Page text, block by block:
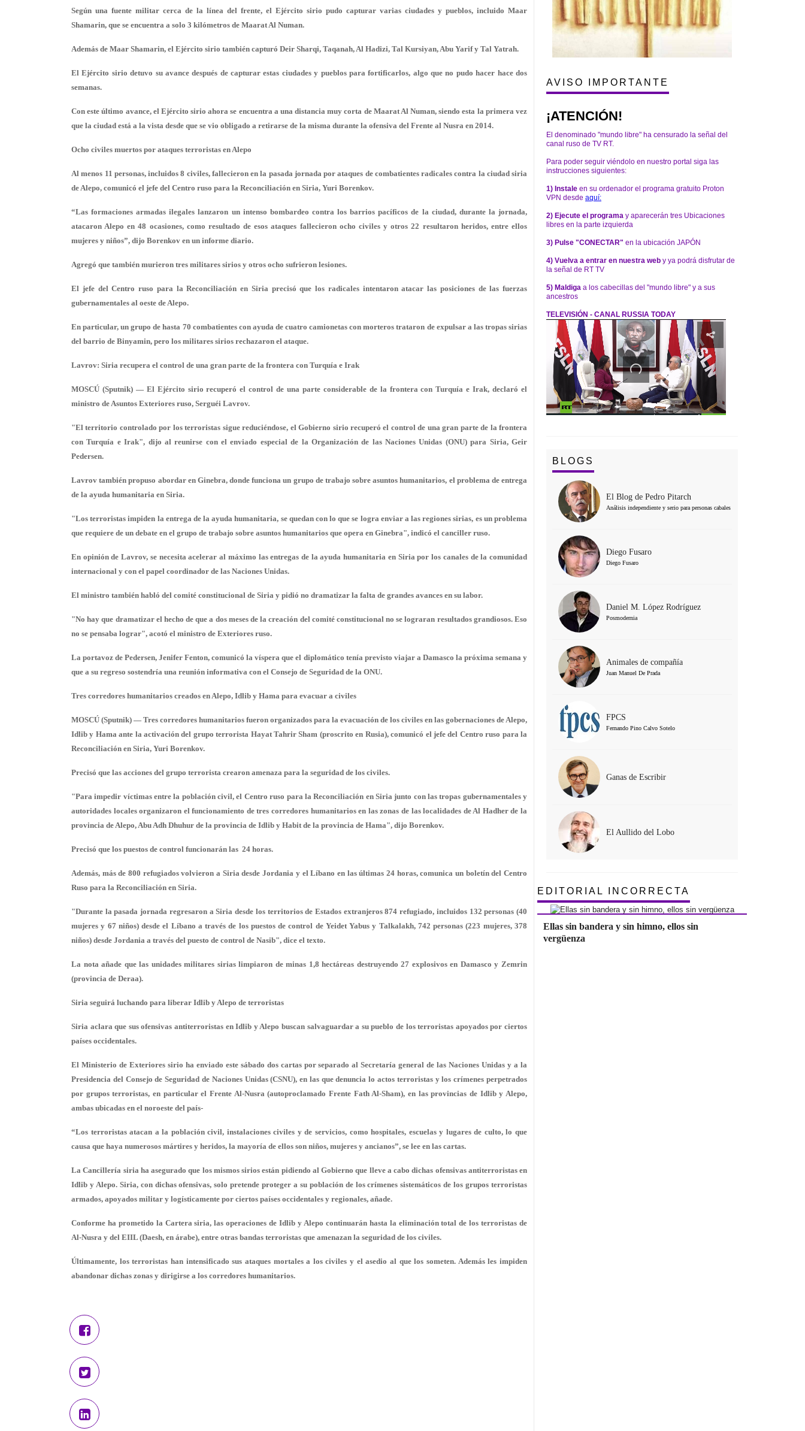
Según una fuente militar cerca de la línea del frente, el Ejército sirio pudo capturar varias ciudades y pueblos, incluido Maar
Shamarin, que se encuentra a solo 3 kilómetros de Maarat Al Numan.
Además de Maar Shamarin, el Ejército sirio también capturó Deir Sharqi, Taqanah, Al Hadizi, Tal Kursiyan, Abu Yarif y Tal Yatrah.
El Ejército sirio detuvo su avance después de capturar estas ciudades y pueblos para fortificarlos, algo que no pudo hacer hace dos
semanas.
Con este último avance, el Ejército sirio ahora se encuentra a una distancia muy corta de Maarat Al Numan, siendo esta la primera vez
que la ciudad está a la vista desde que se vio obligado a retirarse de la misma durante la ofensiva del Frente al Nusra en 2014.
Ocho civiles muertos por ataques terroristas en Alepo
Al menos 11 personas, incluidos 8 civiles, fallecieron en la pasada jornada por ataques de combatientes radicales contra la ciudad siria
de Alepo, comunicó el jefe del Centro ruso para la Reconciliación en Siria, Yuri Borenkov.
“Las formaciones armadas ilegales lanzaron un intenso bombardeo contra los barrios pacíficos de la ciudad, durante la jornada,
atacaron Alepo en 48 ocasiones, como resultado de esos ataques fallecieron ocho civiles y otros 22 resultaron heridos, entre ellos
mujeres y niños”, dijo Borenkov en un informe diario.
Agregó que también murieron tres militares sirios y otros ocho sufrieron lesiones.
El jefe del Centro ruso para la Reconciliación en Siria precisó que los radicales intentaron atacar las posiciones de las fuerzas
gubernamentales al oeste de Alepo.
En particular, un grupo de hasta 70 combatientes con ayuda de cuatro camionetas con morteros trataron de expulsar a las tropas sirias
del barrio de Binyamin, pero los militares sirios rechazaron el ataque.
Lavrov: Siria recupera el control de una gran parte de la frontera con Turquía e Irak
MOSCÚ (Sputnik) — El Ejército sirio recuperó el control de una parte considerable de la frontera con Turquía e Irak, declaró el
ministro de Asuntos Exteriores ruso, Serguéi Lavrov.
"El territorio controlado por los terroristas sigue reduciéndose, el Gobierno sirio recuperó el control de una gran parte de la frontera
con Turquía e Irak", dijo al reunirse con el enviado especial de la Organización de las Naciones Unidas (ONU) para Siria, Geir
Pedersen.
Lavrov también propuso abordar en Ginebra, donde funciona un grupo de trabajo sobre asuntos humanitarios, el problema de entrega
de la ayuda humanitaria en Siria.
"Los terroristas impiden la entrega de la ayuda humanitaria, se quedan con lo que se logra enviar a las regiones sirias, es un problema
que requiere de un debate en el grupo de trabajo sobre asuntos humanitarios que opera en Ginebra", indicó el canciller ruso.
En opinión de Lavrov, se necesitaacelerar al máximo las entregas de la ayuda humanitaria en Siria por los canales de la comunidad
internacional y con el papel coordinador de las Naciones Unidas.
El ministro también habló del comité constitucional de Siria y pidió no dramatizar la falta de grandes avances en su labor.
"No hay que dramatizar el hecho de que a dos meses de la creación del comité constitucional no se lograran resultados grandiosos. Eso
no se pensaba lograr", acotó el ministro de Exteriores ruso.
La portavoz de Pedersen, Jenifer Fenton, comunicó la víspera que el diplomático tenía previsto viajar a Damasco la próxima semana y
que a su regreso sostendría una reunión informativa con el Consejo de Seguridad de la ONU.
Tres corredores humanitarios creados en Alepo, Idlib y Hama para evacuar a civiles
MOSCÚ (Sputnik) — Tres corredores humanitarios fueron organizados para la evacuación de los civiles en las gobernaciones de Alepo,
Idlib y Hama ante la activación del grupo terrorista Hayat Tahrir Sham (proscrito en Rusia), comunicó el jefe del Centro ruso para la
Reconciliación en Siria, Yuri Borenkov.
Precisó que las acciones del grupo terrorista crearon amenaza para la seguridad de los civiles.
"Para impedir víctimas entre la población civil, el Centro ruso para la Reconciliación en Siria junto con las tropas gubernamentales y
autoridades locales organizaron el funcionamiento de tres corredores humanitarios en las zonas de las localidades de Al Hadher de la
provincia de Alepo, Abu Adh Dhuhur de la provincia de Idlib y Habit de la provincia de Hama", dijo Borenkov.
Precisó que los puestos de control funcionarán las 24 horas.
Además, más de 800 refugiados volvieron a Siria desde Jordania y el Líbano en las últimas 24 horas, comunica un boletín del Centro
Ruso para la Reconciliación en Siria.
"Durante la pasada jornada regresaron a Siria desde los territorios de Estados extranjeros 874 refugiado, incluidos 132 personas (40
mujeres y 67 niños) desde el Líbano a través de los puestos de control de Yeidet Yabus y Talkalakh, 742 personas (223 mujeres, 378
niños) desde Jordania a través del puesto de control de Nasib", dice el texto.
La nota añade que las unidades militares sirias limpiaron de minas 1,8 hectáreas destruyendo 27 explosivos en Damasco y Zemrin
(provincia de Deraa).
Siria seguirá luchando para liberar Idlib y Alepo de terroristas
Siria aclara que sus ofensivas antiterroristas en Idlib y Alepo buscan salvaguardar a su pueblo de los terroristas apoyados por ciertos
países occidentales.
El Ministerio de Exteriores sirio ha enviado este sábado dos cartas por separado al Secretaría general de las Naciones Unidas y a la
Presidencia del Consejo de Seguridad de Naciones Unidas (CSNU), en las que denuncia lo actos terroristas y los crímenes perpetrados
por grupos terroristas, en particular el Frente Al-Nusra (autoproclamado Frente Fath Al-Sham), en las provincias de Idlib y Alepo,
ambas ubicadas en el noroeste del país-
“Los terroristas atacan a la población civil, instalaciones civiles y de servicios, como hospitales, escuelas y lugares de culto, lo que
causa que haya numerosos mártires y heridos, la mayoría de ellos son niños, mujeres y ancianos”, se lee en las cartas.
La Cancillería siria ha asegurado que los mismos sirios están pidiendo al Gobierno que lleve a cabo dichas ofensivas antiterroristas en
Idlib y Alepo. Siria, con dichas ofensivas, solo pretende proteger a su población de los crímenes sistemáticos de los grupos terroristas
armados, apoyados militar y logísticamente por ciertos países occidentales y regionales, añade.
Conforme ha prometido la Cartera siria, las operaciones de Idlib y Alepo continuarán hasta la eliminación total de los terroristas de
Al-Nusra y del EIIL (Daesh, en árabe), entre otras bandas terroristas que amenazan la seguridad de los civiles.
Últimamente, los terroristas han intensificado sus ataques mortales a los civiles y el asedio al que los someten. Además les impiden
abandonar dichas zonas y dirigirse a los corredores humanitarios.
AVISO IMPORTANTE
¡ATENCIÓN!
El denominado "mundo libre" ha censurado la señal del
canal ruso de TV RT.
Para poder seguir viéndolo en nuestro portal siga las
instrucciones siguientes:
1) Instale en su ordenador el programa gratuito Proton
VPN desde aquí:
2) Ejecute el programa y aparecerán tres Ubicaciones
libres en la parte izquierda
3) Pulse "CONECTAR" en la ubicación JAPÓN
4) Vuelva a entrar en nuestra web y ya podrá disfrutar de
la señal de RT TV
5) Maldiga a los cabecillas del "mundo libre" y a sus
ancestros
TELEVISIÓN - CANAL RUSSIA TODAY
BLOGS
El Blog de Pedro Pitarch
Análisis independiente y serio para personas cabales
Diego Fusaro
Diego Fusaro
Daniel M. López Rodríguez
Posmodernia
Animales de compañía
Juan Manuel De Prada
FPCS
Fernando Pino Calvo Sotelo
Ganas de Escribir
El Aullido del Lobo
EDITORIAL INCORRECTA
Ellas sin bandera y sin himno, ellos sin
vergüenza